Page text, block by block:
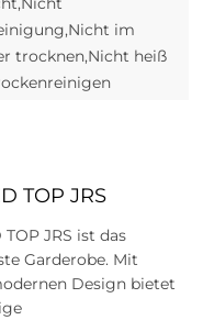
im
trocknen,Nicht heiß
TOP JRS
TOP JRS ist das
Garderobe. Mit
Design bietet